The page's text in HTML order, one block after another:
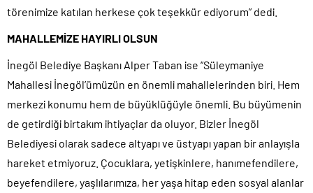
törenimize katılan herkese çok teşekkür ediyorum” dedi.
MAHALLEMİZE HAYIRLI OLSUN
İnegöl Belediye Başkanı Alper Taban ise “Süleymaniye
Mahallesi İnegöl’ümüzün en önemli mahallelerinden biri. Hem
merkezi konumu hem de büyüklüğüyle önemli. Bu büyümenin
de getirdiği birtakım ihtiyaçlar da oluyor. Bizler İnegöl
Belediyesi olarak sadece altyapı ve üstyapı yapan bir anlayışla
hareket etmiyoruz. Çocuklara, yetişkinlere, hanımefendilere,
beyefendilere, yaşlılarımıza, her yaşa hitap eden sosyal alanlar